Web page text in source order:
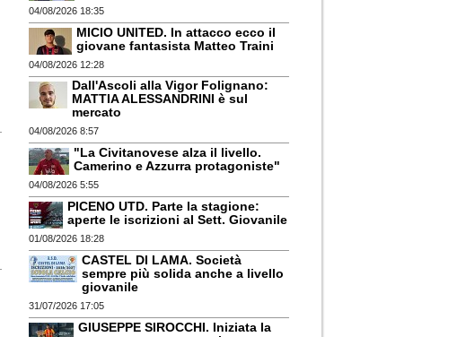
04/08/2026 18:35
MICIO UNITED. In attacco ecco il
giovane fantasista Matteo Traini
04/08/2026 12:28
Dall'Ascoli alla Vigor Folignano:
MATTIA ALESSANDRINI è sul
mercato
04/08/2026 8:57
"La Civitanovese alza il livello.
Camerino e Azzurra protagoniste"
04/08/2026 5:55
PICENO UTD. Parte la stagione:
aperte le iscrizioni al Sett. Giovanile
01/08/2026 18:28
CASTEL DI LAMA. Società
sempre più solida anche a livello
giovanile
31/07/2026 17:05
GIUSEPPE SIROCCHI. Iniziata la